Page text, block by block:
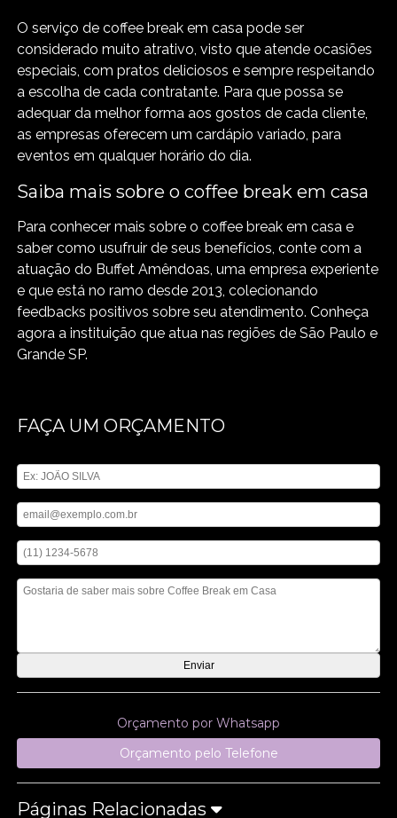
O serviço de coffee break em casa pode ser
considerado muito atrativo, visto que atende ocasiões
especiais, com pratos deliciosos e sempre respeitando
a escolha de cada contratante. Para que possa se
adequar da melhor forma aos gostos de cada cliente,
as empresas oferecem um cardápio variado, para
eventos em qualquer horário do dia.
Saiba mais sobre o coffee break em casa
Para conhecer mais sobre o coffee break em casa e
saber como usufruir de seus benefícios, conte com a
atuação do Buffet Amêndoas, uma empresa experiente
e que está no ramo desde 2013, colecionando
feedbacks positivos sobre seu atendimento. Conheça
agora a instituição que atua nas regiões de São Paulo e
Grande SP.
FAÇA UM ORÇAMENTO
Orçamento por Whatsapp
Orçamento pelo Telefone
Páginas Relacionadas